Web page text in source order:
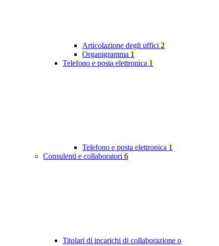
Articolazione degli uffici 2
Organigramma 1
Telefono e posta elettronica 1
Telefono e posta elettronica 1
Consulenti e collaboratori 6
Titolari di incarichi di collaborazione o